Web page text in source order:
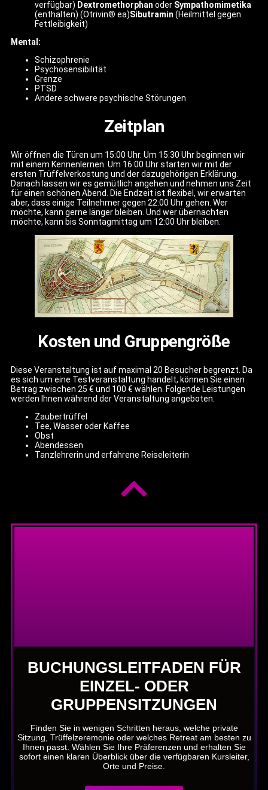
verfügbar) Dextromethorphan oder Sympathomimetika
(enthalten) (Otrivin® ea)Sibutramin (Heilmittel gegen
Fettleibigkeit)
Mental:
Schizophrenie
Psychosensibilität
Grenze
PTSD
Andere schwere psychische Störungen
Zeitplan
Wir öffnen die Türen um 15:00 Uhr. Um 15:30 Uhr beginnen wir
mit einem Kennenlernen. Um 16:00 Uhr starten wir mit der
ersten Trüffelverkostung und der dazugehörigen Erklärung.
Danach lassen wir es gemütlich angehen und nehmen uns Zeit
für einen schönen Abend. Die Endzeit ist flexibel, wir erwarten
aber, dass einige Teilnehmer gegen 22:00 Uhr gehen. Wer
möchte, kann gerne länger bleiben. Und wer übernachten
möchte, kann bis Sonntagmittag um 12:00 Uhr bleiben.
Kosten und Gruppengröße
Diese Veranstaltung ist auf maximal 20 Besucher begrenzt. Da
es sich um eine Testveranstaltung handelt, können Sie einen
Betrag zwischen 25 € und 100 € wählen. Folgende Leistungen
werden Ihnen während der Veranstaltung angeboten.
Zaubertrüffel
Tee, Wasser oder Kaffee
Obst
Abendessen
Tanzlehrerin und erfahrene Reiseleiterin
BUCHUNGSLEITFADEN FÜR
EINZEL- ODER
GRUPPENSITZUNGEN
Finden Sie in wenigen Schritten heraus, welche private
Sitzung, Trüffelzeremonie oder welches Retreat am besten zu
Ihnen passt. Wählen Sie Ihre Präferenzen und erhalten Sie
sofort einen klaren Überblick über die verfügbaren Kursleiter,
Orte und Preise.